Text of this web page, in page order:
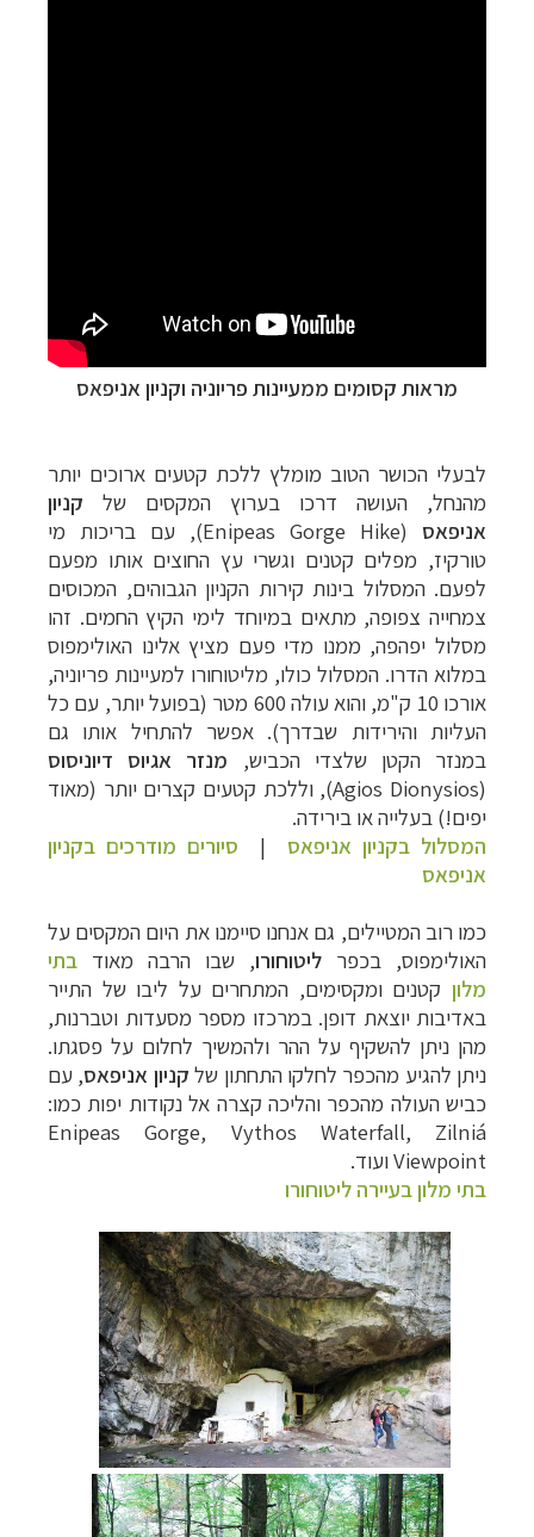
מראות קסומים ממעיינות פריוניה וקניון אניפאס
לבעלי הכושר הטוב מומלץ ללכת קטעים ארוכים יותר
מהנחל, העושה דרכו בערוץ המקסים של קניון
אניפאס (
Enipeas Gorge Hike‏
), עם בריכות מי
טורקיז, מפלים קטנים וגשרי עץ החוצים אותו מפעם
לפעם. המסלול בינות קירות הקניון הגבוהים, המכוסים
צמחייה צפופה, מתאים במיוחד לימי הקיץ החמים. זהו
מסלול יפהפה, ממנו מדי פעם מציץ אלינו האולימפוס
במלוא הדרו. המסלול כולו, מליטוחורו למעיינות פריוניה,
אורכו 10 ק"מ, והוא עולה 600 מטר (בפועל יותר, עם כל
העליות והירידות שבדרך). אפשר להתחיל אותו גם
במנזר הקטן שלצדי הכביש, מנזר אגיוס דיוניסוס
(
Agios Dionysios), וללכת קטעים קצרים יותר (מאוד
יפים!) בעלייה או בירידה.
המסלול בקניון אניפאס | סיורים מודרכים בקניון
אניפאס
כמו רוב המטיילים, גם אנחנו סיימנו את היום המקסים על
האולימפוס, בכפר ליטוחורו, שבו הרבה מאוד בתי
מלון קטנים ומקסימים, המתחרים על ליבו של התייר
באדיבות יוצאת דופן. במרכזו מספר מסעדות וטברנות,
מהן ניתן להשקיף על ההר ולהמשיך לחלום על פסגתו.
ניתן להגיע מהכפר לחלקו התחתון של קניון אניפאס, עם
כביש העולה מהכפר והליכה קצרה אל נקודות יפות כמו:
Enipeas Gorge, Vythos Waterfall, Zilniá
Viewpoint ועוד.
בתי מלון בעיירה ליטוחורו